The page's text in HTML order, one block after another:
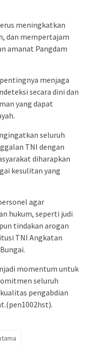
meningkatkan
dan mempertajam
amanat Pangdam
menjaga
secara dini dan
yang dapat
seluruh
TNI dengan
diharapkan
kesulitan yang
agar
hukum, seperti judi
tindakan arogan
TNI Angkatan
momentum untuk
seluruh
pengabdian